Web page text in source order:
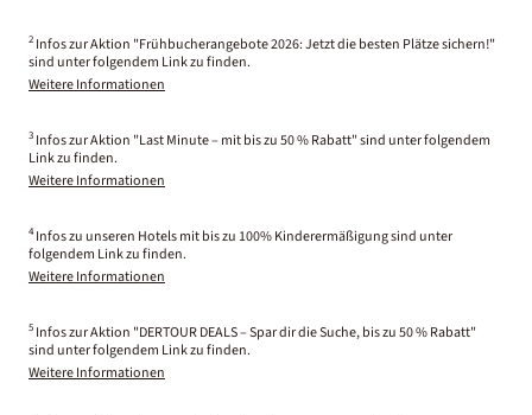
2 Infos zur Aktion "Frühbucherangebote 2026: Jetzt die besten Plätze sichern!"
sind unter folgendem Link zu finden.
Weitere Informationen
3 Infos zur Aktion "Last Minute – mit bis zu 50 % Rabatt" sind unter folgendem
Link zu finden.
Weitere Informationen
4 Infos zu unseren Hotels mit bis zu 100% Kinderermäßigung sind unter
folgendem Link zu finden.
Weitere Informationen
5 Infos zur Aktion "DERTOUR DEALS – Spar dir die Suche, bis zu 50 % Rabatt"
sind unter folgendem Link zu finden.
Weitere Informationen